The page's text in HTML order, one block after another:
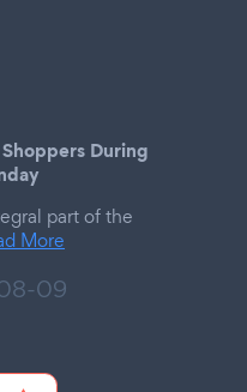
During
part of the
More
09